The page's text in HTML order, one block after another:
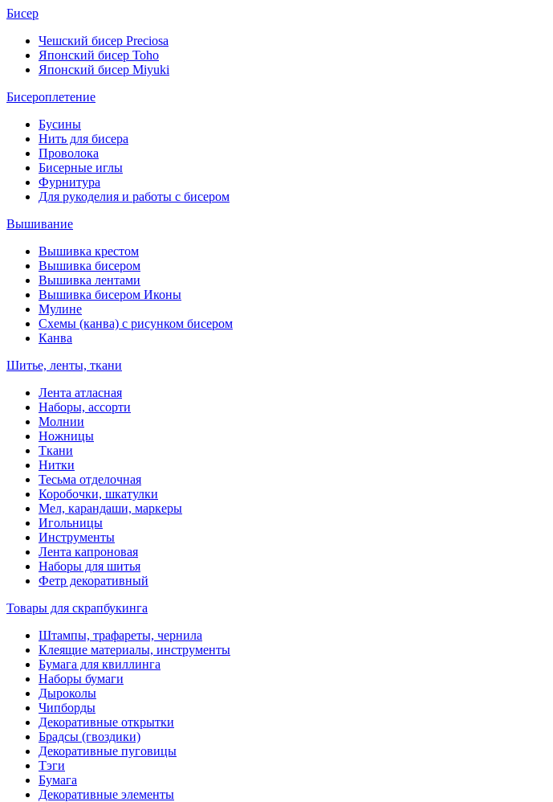
Бисер
Чешский бисер Preciosa
Японский бисер Toho
Японский бисер Miyuki
Бисероплетение
Бусины
Нить для бисера
Проволока
Бисерные иглы
Фурнитура
Для рукоделия и работы с бисером
Вышивание
Вышивка крестом
Вышивка бисером
Вышивка лентами
Вышивка бисером Иконы
Мулине
Схемы (канва) с рисунком бисером
Канва
Шитье, ленты, ткани
Лента атласная
Наборы, ассорти
Молнии
Ножницы
Ткани
Нитки
Тесьма отделочная
Коробочки, шкатулки
Мел, карандаши, маркеры
Игольницы
Инструменты
Лента капроновая
Наборы для шитья
Фетр декоративный
Товары для скрапбукинга
Штампы, трафареты, чернила
Клеящие материалы, инструменты
Бумага для квиллинга
Наборы бумаги
Дыроколы
Чипборды
Декоративные открытки
Брадсы (гвоздики)
Декоративные пуговицы
Тэги
Бумага
Декоративные элементы